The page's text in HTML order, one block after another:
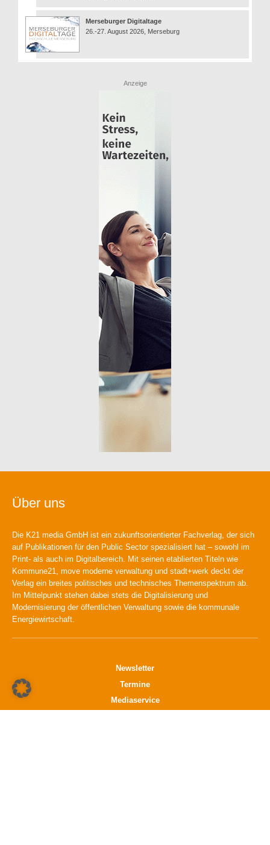
Merseburger Digitaltage
26.-27. August 2026, Merseburg
Anzeige
Über uns
Die K21 media GmbH ist ein zukunftsorientierter Fachverlag, der sich
auf Publikationen für den Public Sector spezialisiert hat – sowohl im
Print- als auch im Digitalbereich. Mit seinen etablierten Titeln wie
Kommune21, move moderne verwaltung und stadt+werk deckt der
Verlag ein breites politisches und technisches Themenspektrum ab.
Im Mittelpunkt stehen dabei stets die Digitalisierung und
Modernisierung der öffentlichen Verwaltung sowie die kommunale
Energiewirtschaft.
Newsletter
Termine
Mediaservice